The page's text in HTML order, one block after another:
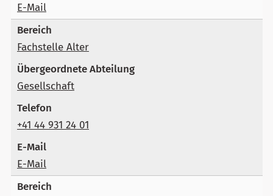
E-Mail
Fachstelle Alter
Gesellschaft
+41 44 931 24 01
E-Mail